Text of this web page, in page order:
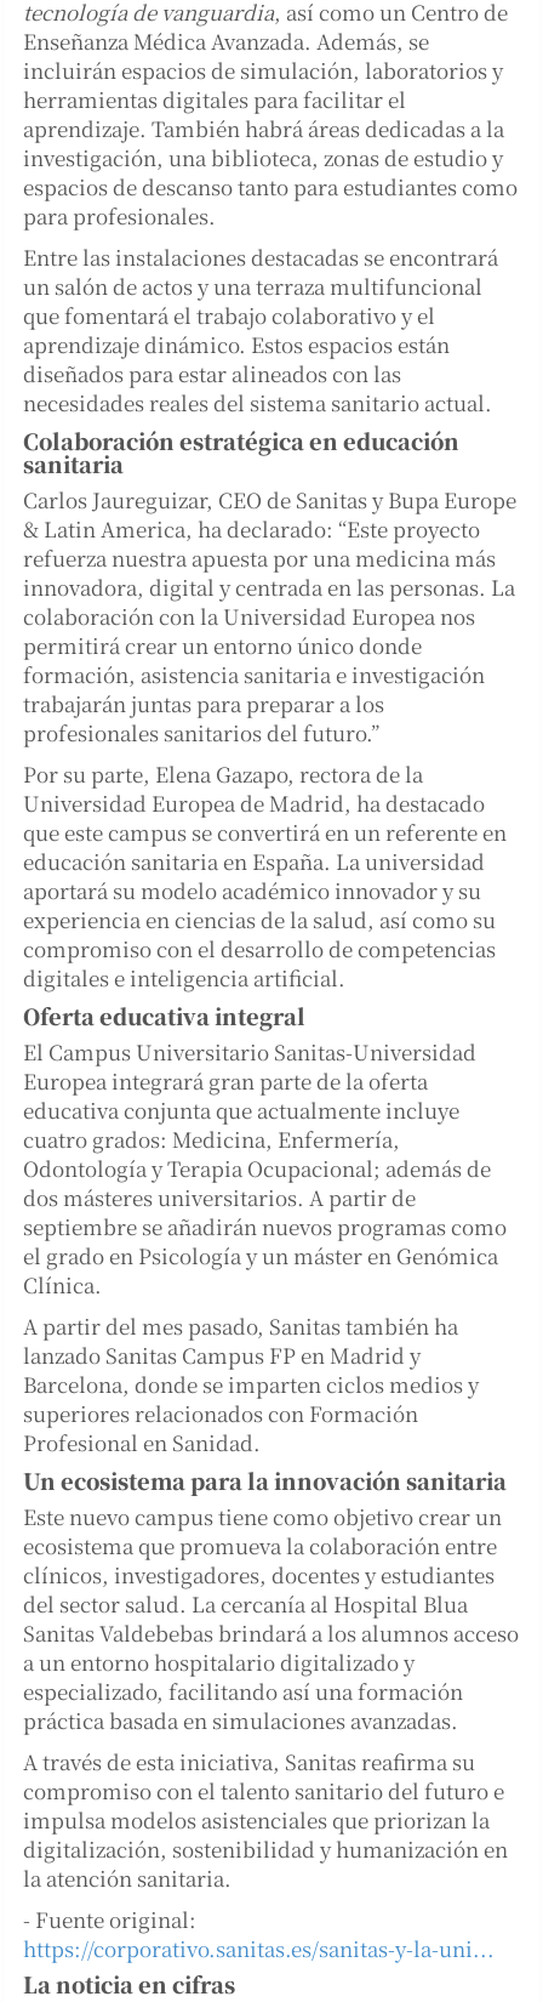
tecnología de vanguardia, así como un Centro de
Enseñanza Médica Avanzada. Además, se
incluirán espacios de simulación, laboratorios y
herramientas digitales para facilitar el
aprendizaje. También habrá áreas dedicadas a la
investigación, una biblioteca, zonas de estudio y
espacios de descanso tanto para estudiantes como
para profesionales.
Entre las instalaciones destacadas se encontrará
un salón de actos y una terraza multifuncional
que fomentará el trabajo colaborativo y el
aprendizaje dinámico. Estos espacios están
diseñados para estar alineados con las
necesidades reales del sistema sanitario actual.
Colaboración estratégica en educación
sanitaria
Carlos Jaureguizar, CEO de Sanitas y Bupa Europe
& Latin America, ha declarado: “Este proyecto
refuerza nuestra apuesta por una medicina más
innovadora, digital y centrada en las personas. La
colaboración con la Universidad Europea nos
permitirá crear un entorno único donde
formación, asistencia sanitaria e investigación
trabajarán juntas para preparar a los
profesionales sanitarios del futuro.”
Por su parte, Elena Gazapo, rectora de la
Universidad Europea de Madrid, ha destacado
que este campus se convertirá en un referente en
educación sanitaria en España. La universidad
aportará su modelo académico innovador y su
experiencia en ciencias de la salud, así como su
compromiso con el desarrollo de competencias
digitales e inteligencia artificial.
Oferta educativa integral
El Campus Universitario Sanitas-Universidad
Europea integrará gran parte de la oferta
educativa conjunta que actualmente incluye
cuatro grados: Medicina, Enfermería,
Odontología y Terapia Ocupacional; además de
dos másteres universitarios. A partir de
septiembre se añadirán nuevos programas como
el grado en Psicología y un máster en Genómica
Clínica.
A partir del mes pasado, Sanitas también ha
lanzado Sanitas Campus FP en Madrid y
Barcelona, donde se imparten ciclos medios y
superiores relacionados con Formación
Profesional en Sanidad.
Un ecosistema para la innovación sanitaria
Este nuevo campus tiene como objetivo crear un
ecosistema que promueva la colaboración entre
clínicos, investigadores, docentes y estudiantes
del sector salud. La cercanía al Hospital Blua
Sanitas Valdebebas brindará a los alumnos acceso
a un entorno hospitalario digitalizado y
especializado, facilitando así una formación
práctica basada en simulaciones avanzadas.
A través de esta iniciativa, Sanitas reafirma su
compromiso con el talento sanitario del futuro e
impulsa modelos asistenciales que priorizan la
digitalización, sostenibilidad y humanización en
la atención sanitaria.
- Fuente original:
https://corporativo.sanitas.es/sanitas-y-la-uni...
La noticia en cifras